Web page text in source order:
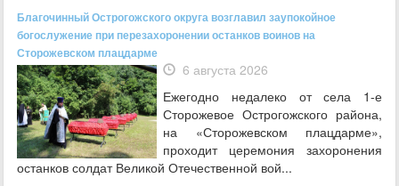
Благочинный Острогожского округа возглавил заупокойное
богослужение при перезахоронении останков воинов на
Сторожевском плацдарме
6 августа 2026
Ежегодно недалеко от села 1-е
Сторожевое Острогожского района,
на «Сторожевском плацдарме»,
проходит церемония захоронения
останков солдат Великой Отечественной вой...